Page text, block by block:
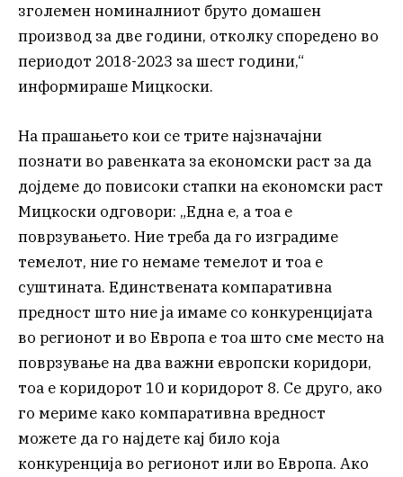
зголемен номиналниот бруто домашен
производ за две години, отколку споредено во
периодот 2018-2023 за шест години,“
информираше Мицкоски.
На прашањето кои се трите најзначајни
познати во равенката за економски раст за да
дојдеме до повисоки стапки на економски раст
Мицкоски одговори: „Една е, а тоа е
поврзувањето. Ние треба да го изградиме
темелот, ние го немаме темелот и тоа е
суштината. Единствената компаративна
предност што ние ја имаме со конкуренцијата
во регионот и во Европа е тоа што сме место на
поврзување на два важни европски коридори,
тоа е коридорот 10 и коридорот 8. Се друго, ако
го мериме како компаративна вредност
можете да го најдете кај било која
конкуренција во регионот или во Европа. Ако